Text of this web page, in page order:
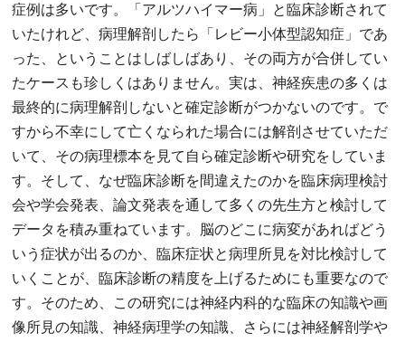
症例は多いです。「アルツハイマー病」と臨床診断されて
いたけれど、病理解剖したら「レビー小体型認知症」であ
った、ということはしばしばあり、その両方が合併してい
たケースも珍しくはありません。実は、神経疾患の多くは
最終的に病理解剖しないと確定診断がつかないのです。で
すから不幸にして亡くなられた場合には解剖させていただ
いて、その病理標本を見て自ら確定診断や研究をしていま
す。そして、なぜ臨床診断を間違えたのかを臨床病理検討
会や学会発表、論文発表を通して多くの先生方と検討して
データを積み重ねています。脳のどこに病変があればどう
いう症状が出るのか、臨床症状と病理所見を対比検討して
いくことが、臨床診断の精度を上げるためにも重要なので
す。そのため、この研究には神経内科的な臨床の知識や画
像所見の知識、神経病理学の知識、さらには神経解剖学や